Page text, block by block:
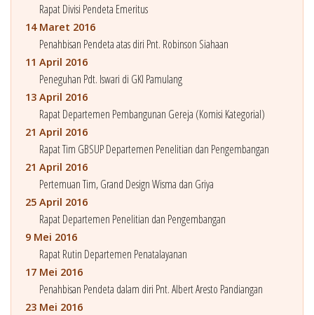
Rapat Divisi Pendeta Emeritus
14 Maret 2016
Penahbisan Pendeta atas diri Pnt. Robinson Siahaan
11 April 2016
Peneguhan Pdt. Iswari di GKI Pamulang
13 April 2016
Rapat Departemen Pembangunan Gereja (Komisi Kategorial)
21 April 2016
Rapat Tim GBSUP Departemen Penelitian dan Pengembangan
21 April 2016
Pertemuan Tim, Grand Design Wisma dan Griya
25 April 2016
Rapat Departemen Penelitian dan Pengembangan
9 Mei 2016
Rapat Rutin Departemen Penatalayanan
17 Mei 2016
Penahbisan Pendeta dalam diri Pnt. Albert Aresto Pandiangan
23 Mei 2016